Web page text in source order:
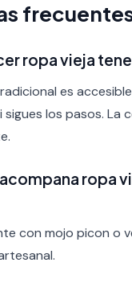
ropa vieja
es
los pasos. La
ropa
con mojo picon o